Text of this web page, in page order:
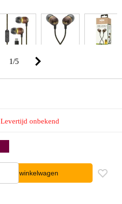
1/5
Levertijd onbekend
In winkelwagen